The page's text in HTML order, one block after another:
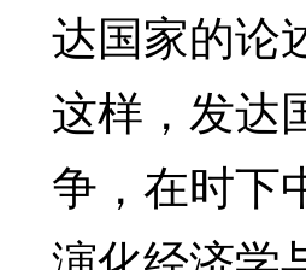
达国家的论
这样，发达
争，在时下